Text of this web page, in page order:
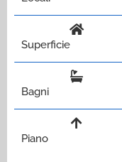
Superficie
Bagni
Piano